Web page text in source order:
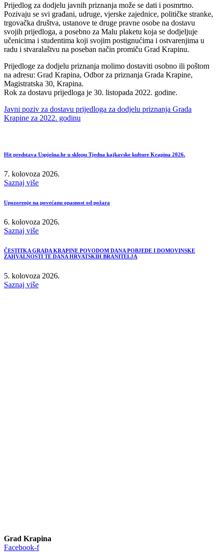
Prijedlog za dodjelu javnih priznanja može se dati i posmrtno.
Pozivaju se svi građani, udruge, vjerske zajednice, političke stranke,
trgovačka društva, ustanove te druge pravne osobe na dostavu
svojih prijedloga, a posebno za Malu plaketu koja se dodjeljuje
učenicima i studentima koji svojim postignućima i ostvarenjima u
radu i stvaralaštvu na poseban način promiču Grad Krapinu.
Prijedloge za dodjelu priznanja molimo dostaviti osobno ili poštom
na adresu: Grad Krapina, Odbor za priznanja Grada Krapine,
Magistratska 30, Krapina.
Rok za dostavu prijedloga je 30. listopada 2022. godine.
Javni poziv za dostavu prijedloga za dodjelu priznanja Grada
Krapine za 2022. godinu
Hit predstava Uspješna.hr u sklopu Tjedna kajkavske kulture Krapina 2026.
7. kolovoza 2026.
Saznaj više
Upozorenje na povećanu opasnost od požara
6. kolovoza 2026.
Saznaj više
ČESTITKA GRADA KRAPINE POVODOM DANA POBJEDE I DOMOVINSKE
ZAHVALNOSTI TE DANA HRVATSKIH BRANITELJA
5. kolovoza 2026.
Saznaj više
Grad Krapina
Facebook-f